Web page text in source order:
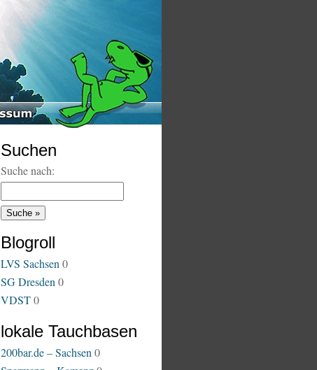
Suchen
Suche nach:
Blogroll
LVS Sachsen 0
SG Dresden 0
VDST0
lokale Tauchbasen
200bar.de – Sachsen 0